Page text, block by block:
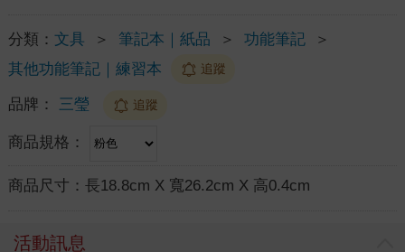
分類： 文具 ＞ 筆記本｜紙品 ＞ 功能筆記
＞
其他功能筆記｜練習本
追蹤
品牌： 三瑩 追蹤
商品規格：
商品尺寸： 長18.8cm X 寬26.2cm X 高0.4cm
活動訊息